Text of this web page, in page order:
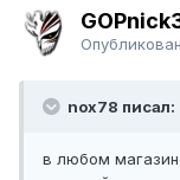
nox78 писал:
в любом